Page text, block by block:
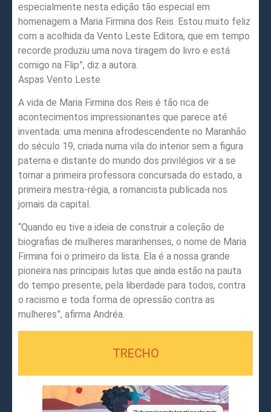
especialmente nesta edição tão especial em
homenagem a Maria Firmina dos Reis. Estou muito feliz
com a acolhida da Vento Leste Editora, que em tempo
recorde produziu uma nova tiragem do livro e está
comigo na Flip”, diz a autora.
Aspas Vento Leste
A vida de Maria Firmina dos Reis é tão rica de
acontecimentos impressionantes que parece até
inventada: uma menina afrodescendente no Maranhão
do século 19, criada numa vila do interior sem a figura
paterna e distante do mundo dos privilégios vir a se
tornar a primeira professora concursada do estado, a
primeira mestra-régia, a romancista publicada nos
jornais da capital.
“Quando eu tive a ideia de construir a coleção de
biografias de mulheres maranhenses, o nome de Maria
Firmina foi o primeiro da lista. Ela é a nossa grande
pioneira nas principais lutas que ainda estão na pauta
do tempo presente, pela liberdade para todos, contra
o racismo e toda forma de opressão contra as
mulheres”, afirma Andréa.
TRECHO